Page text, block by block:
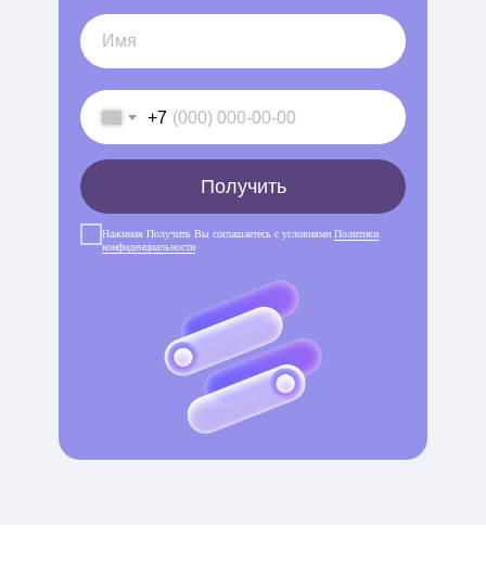
+7
Получить
Нажимая Получить Вы соглашаетесь с условиями Политики
конфиденциальности